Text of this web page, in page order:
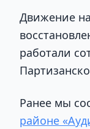
Движение
работали
Ранее мы
районе